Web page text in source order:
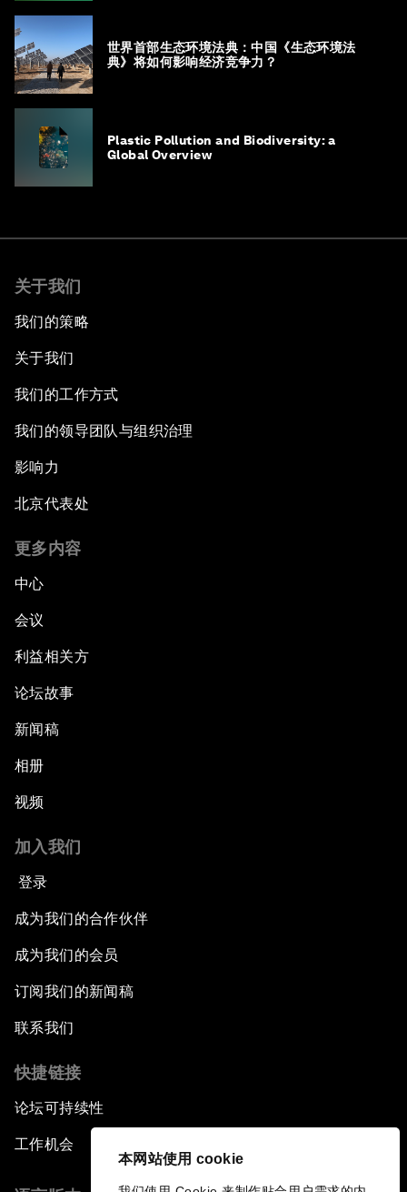
本网站使用 cookie
世界首部生态环境法典：中国《生态环境法
典》将如何影响经济竞争力？
Plastic Pollution and Biodiversity: a
Global Overview
关于我们
我们的策略
关于我们
我们的工作方式
我们的领导团队与组织治理
影响力
北京代表处
更多内容
中心
会议
利益相关方
论坛故事
新闻稿
相册
视频
加入我们
登录
成为我们的合作伙伴
成为我们的会员
订阅我们的新闻稿
联系我们
快捷链接
论坛可持续性
工作机会